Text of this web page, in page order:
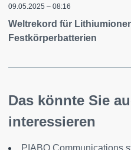
09.05.2025 – 08:16
Weltrekord für
Festkörperbatterien
Das könnte Sie
interessieren
PIABO Communications